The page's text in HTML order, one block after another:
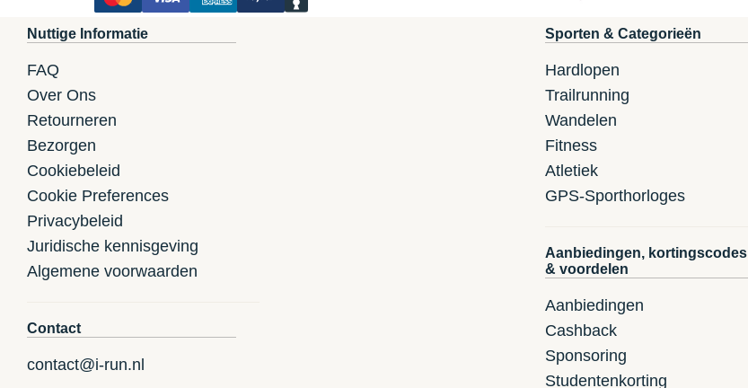
Nuttige Informatie
FAQ
Over Ons
Retourneren
Bezorgen
Cookiebeleid
Cookie Preferences
Privacybeleid
Juridische kennisgeving
Algemene voorwaarden
Contact
contact@i-run.nl
Sporten & Categorieën
Hardlopen
Trailrunning
Wandelen
Fitness
Atletiek
GPS-Sporthorloges
Aanbiedingen, kortingscodes
& voordelen
Aanbiedingen
Cashback
Sponsoring
Studentenkorting